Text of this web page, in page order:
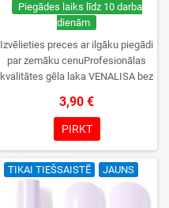
Piegādes laiks līdz 10 darba
dienām
Izvēlieties preces ar ilgāku piegādi
par zemāku cenuProfesionālas
kvalitātes gēla laka VENALISA bez
krāsu izvēle, lieliska sacietēšana
UV/LED lampās un ilgstoša
noturība. Katrs flakons iepakots
kastītē – pirmo reizi to atvērsiet
tikai jūs.
3,90 €
PIRKT
TIKAI TIEŠSAISTĒ JAUNS